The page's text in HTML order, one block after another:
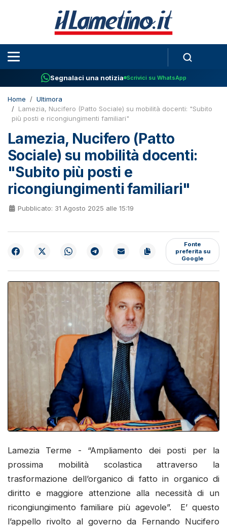
Segnalaci una notizia Scrivici su WhatsApp
Home
Ultimora
Lamezia, Nucifero (Patto Sociale) su mobilità docenti: "Subito
più posti e ricongiungimenti familiari"
Lamezia, Nucifero (Patto
Sociale) su mobilità docenti:
"Subito più posti e
ricongiungimenti familiari"
Pubblicato: 31 Agosto 2025 alle 15:19
Fonte
preferita su
Google
Lamezia Terme - “Ampliamento dei posti per la
prossima mobilità scolastica attraverso la
trasformazione dell’organico di fatto in organico di
diritto e maggiore attenzione alla necessità di un
ricongiungimento familiare più agevole”. E’ questo
l’appello rivolto al governo da Fernando Nucifero